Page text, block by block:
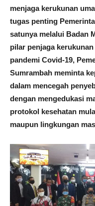
menjaga kerukunan
tugas penting
satunya melalui Badan
pilar penjaga
pandemi Covid-19,
Sumrambah meminta
dalam mencegah
dengan mengedukasi
protokol kesehatan
maupun lingkungan